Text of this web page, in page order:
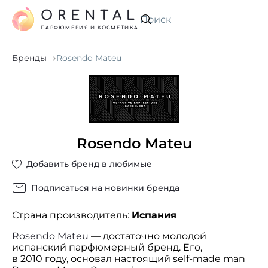
Искать
ORENTAL
ПАРФЮМЕРИЯ И КОСМЕТИКА
Бренды Rosendo Mateu
Rosendo Mateu
Добавить бренд в любимые
Подписаться на новинки бренда
Страна производитель: Испания
Rosendo Mateu — достаточно молодой
испанский парфюмерный бренд. Его,
в 2010 году, основал настоящий self-made man